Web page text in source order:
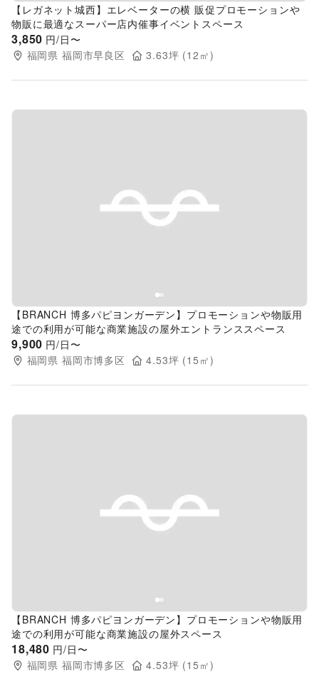
【レガネット城西】エレベーターの横 販促プロモーションや
物販に最適なスーパー店内催事イベントスペース
3,850 円/日〜
福岡県 福岡市早良区 3.63坪 (12 ㎡)
Previous slide
【BRANCH 博多パピヨンガーデン】プロモーションや物販用
途での利用が可能な商業施設の屋外エントランススペース
9,900 円/日〜
福岡県 福岡市博多区 4.53坪 (15 ㎡)
Previous slide
【BRANCH 博多パピヨンガーデン】プロモーションや物販用
途での利用が可能な商業施設の屋外スペース
18,480 円/日〜
福岡県 福岡市博多区 4.53坪 (15 ㎡)